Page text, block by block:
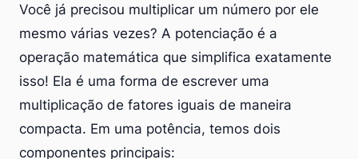
Você já precisou multiplicar um número por ele
mesmo várias vezes? A potenciação é a
operação matemática que simplifica exatamente
isso! Ela é uma forma de escrever uma
multiplicação de fatores iguais de maneira
compacta. Em uma potência, temos dois
componentes principais: